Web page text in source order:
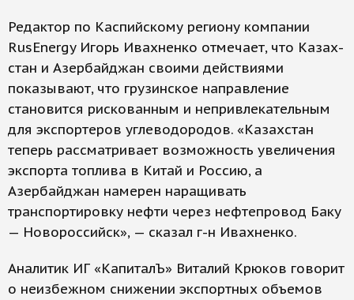
Редактор по Каспийскому региону компании
RusEnergy Игорь Ивахненко отмечает, что Казах­
стан и Азербайджан своими действиями
показывают, что грузинское направление
становится рискованным и непривлекательным
для экспортеров углеводородов. «Казахстан
теперь рассматривает возможность увеличения
экспорта топлива в Китай и Россию, а
Азербайджан намерен наращивать
транспортировку нефти через нефтепровод Баку
— Новороссийск», — сказал г-н Ивахненко.
Аналитик ИГ «КапиталЪ» Ви­та­лий Крюков говорит
о неизбежном снижении экспортных объемов